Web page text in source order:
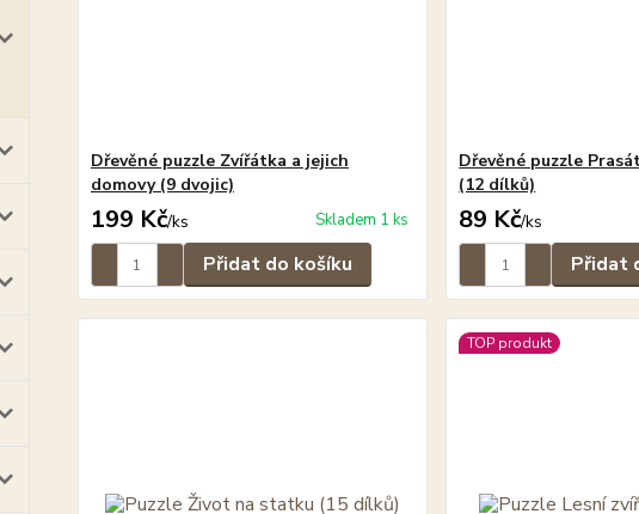
Dřevěné puzzle Zvířátka a jejich
domovy (9 dvojic)
199 Kč/ks Skladem 1 ks
Přidat do košíku
Dřevěné puzzle
(12 dílků)
89 Kč/ks
Přidat
TOP produkt